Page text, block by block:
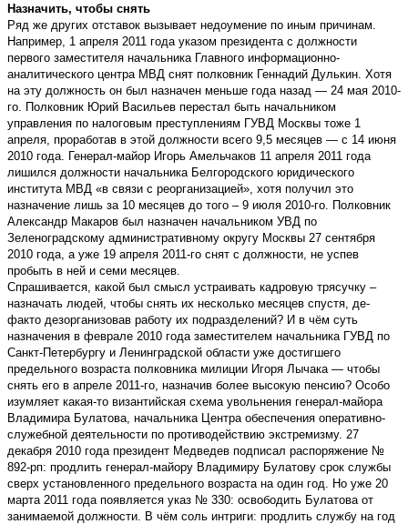
Назначить, чтобы снять
Ряд же других отставок вызывает недоумение по иным причинам.
Например, 1 апреля 2011 года указом президента с должности
первого заместителя начальника Главного информационно-
аналитического центра МВД снят полковник Геннадий Дулькин. Хотя
на эту должность он был назначен меньше года назад — 24 мая 2010-
го. Полковник Юрий Васильев перестал быть начальником
управления по налоговым преступлениям ГУВД Москвы тоже 1
апреля, проработав в этой должности всего 9,5 месяцев — с 14 июня
2010 года. Генерал-майор Игорь Амельчаков 11 апреля 2011 года
лишился должности начальника Белгородского юридического
института МВД «в связи с реорганизацией», хотя получил это
назначение лишь за 10 месяцев до того – 9 июля 2010-го. Полковник
Александр Макаров был назначен начальником УВД по
Зеленоградскому административному округу Москвы 27 сентября
2010 года, а уже 19 апреля 2011-го снят с должности, не успев
пробыть в ней и семи месяцев.
Спрашивается, какой был смысл устраивать кадровую трясучку –
назначать людей, чтобы снять их несколько месяцев спустя, де-
факто дезорганизовав работу их подразделений? И в чём суть
назначения в феврале 2010 года заместителем начальника ГУВД по
Санкт-Петербургу и Ленинградской области уже достигшего
предельного возраста полковника милиции Игоря Лычака — чтобы
снять его в апреле 2011-го, назначив более высокую пенсию? Особо
изумляет какая-то византийская схема увольнения генерал-майора
Владимира Булатова, начальника Центра обеспечения оперативно-
служебной деятельности по противодействию экстремизму. 27
декабря 2010 года президент Медведев подписал распоряжение №
892-рп: продлить генерал-майору Владимиру Булатову срок службы
сверх установленного предельного возраста на один год. Но уже 20
марта 2011 года появляется указ № 330: освободить Булатова от
занимаемой должности. В чём соль интриги: продлить службу на год